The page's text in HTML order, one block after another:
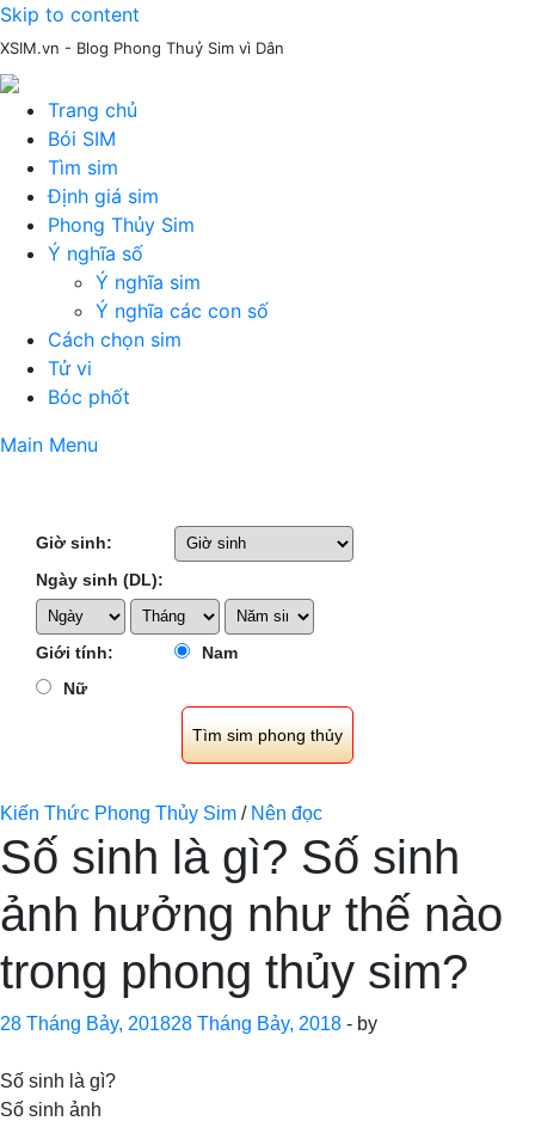
Skip to content
XSIM.vn - Blog Phong Thuỷ Sim vì Dân
Trang chủ
Bói SIM
Tìm sim
Định giá sim
Phong Thủy Sim
Ý nghĩa số
Ý nghĩa sim
Ý nghĩa các con số
Cách chọn sim
Tử vi
Bóc phốt
Main Menu
Giờ sinh:
Ngày sinh (DL):
Giới tính:
Nam
Nữ
Kiến Thức Phong Thủy Sim / Nên đọc
Số sinh là gì? Số sinh
ảnh hưởng như thế nào
trong phong thủy sim?
28 Tháng Bảy, 201828 Tháng Bảy, 2018 - by
Số sinh là gì?
Số sinh ảnh